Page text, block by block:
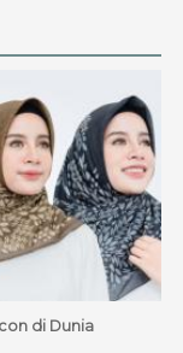
di Dunia